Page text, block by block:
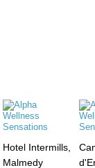
Hotel Intermills,
Malmedy